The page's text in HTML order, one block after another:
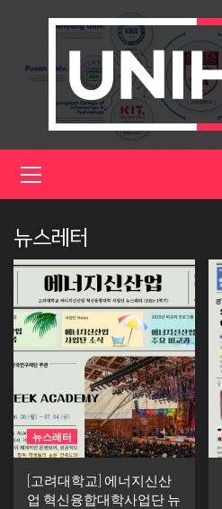
Menu
뉴스레터
뉴스레터
[고려대학교] 에너지신산
업 혁신융합대학사업단 뉴